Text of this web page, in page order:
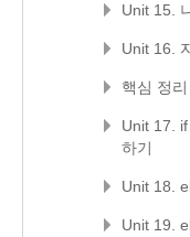
Unit 15.
Unit 16.
핵심 정리
Unit 17.
하기
Unit 18.
Unit 19.